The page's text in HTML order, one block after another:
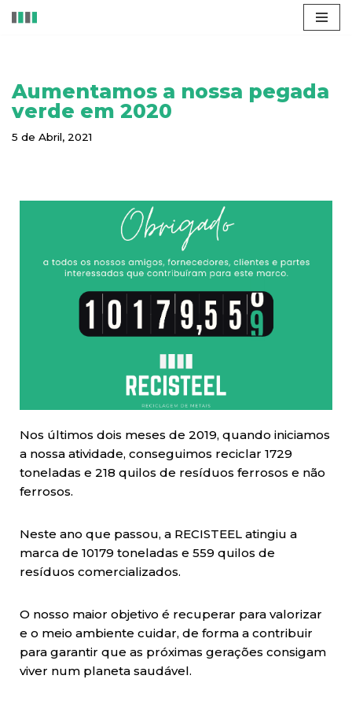
conteúdo
Aumentamos a nossa pegada
verde em 2020
5 de Abril, 2021
Nos últimos dois meses de 2019, quando iniciamos
a nossa atividade, conseguimos reciclar 1729
toneladas e 218 quilos de resíduos ferrosos e não
ferrosos.
Neste ano que passou, a RECISTEEL atingiu a
marca de 10179 toneladas e 559 quilos de
resíduos comercializados.
O nosso maior objetivo é recuperar para valorizar
e o meio ambiente cuidar, de forma a contribuir
para garantir que as próximas gerações consigam
viver num planeta saudável.